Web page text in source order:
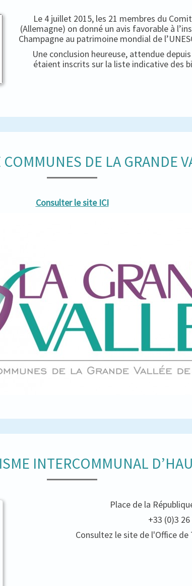
Le 4 juillet 2015, les 21 membres du
(Allemagne) on donné un avis favorable à
Champagne au patrimoine mondial de
Une conclusion heureuse, attendue
étaient inscrits sur la liste indicative des
DE LA GRANDE
Consulter le site ICI
INTERCOMMUNAL
Place de la
+33 (0)3
Consultez le site de l'Office